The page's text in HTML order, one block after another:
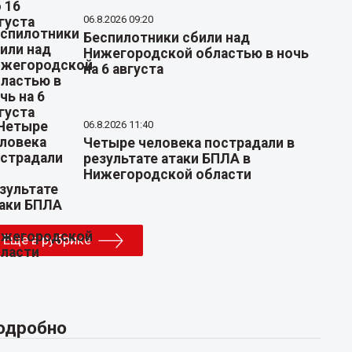
06.8.2026 09:20
Беспилотники сбили над
Нижегородской областью в ночь
на 6 августа
06.8.2026 11:40
Четыре человека пострадали в
результате атаки БПЛА в
Нижегородской области
Еще в рубрике